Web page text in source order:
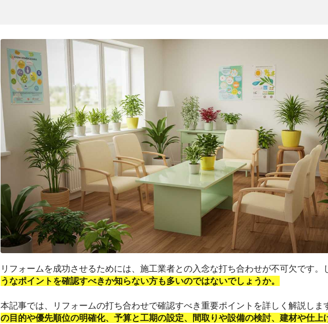
リフォームを成功させるためには、施工業者との入念な打ち合わせが不可欠です。
うなポイントを確認すべきか知らない方も多いのではないでしょうか。
本記事では、リフォームの打ち合わせで確認すべき重要ポイントを詳しく解説しま
の目的や優先順位の明確化、予算と工期の設定、間取りや設備の検討、建材や仕上